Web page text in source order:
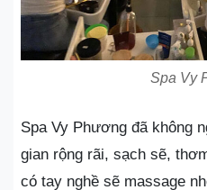
Spa Vy
Spa Vy Phương đã không
gian rộng rãi, sạch sẽ,
có tay nghề sẽ massage